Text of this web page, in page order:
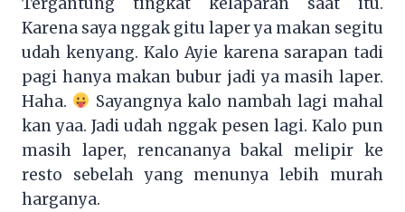
Karena saya nggak gitu laper ya makan segitu
udah kenyang. Kalo Ayie karena sarapan tadi
pagi hanya makan bubur jadi ya masih laper.
Haha.
Sayangnya kalo nambah lagi mahal
kan yaa. Jadi udah nggak pesen lagi. Kalo pun
masih laper, rencananya bakal melipir ke
resto sebelah yang menunya lebih murah
harganya.